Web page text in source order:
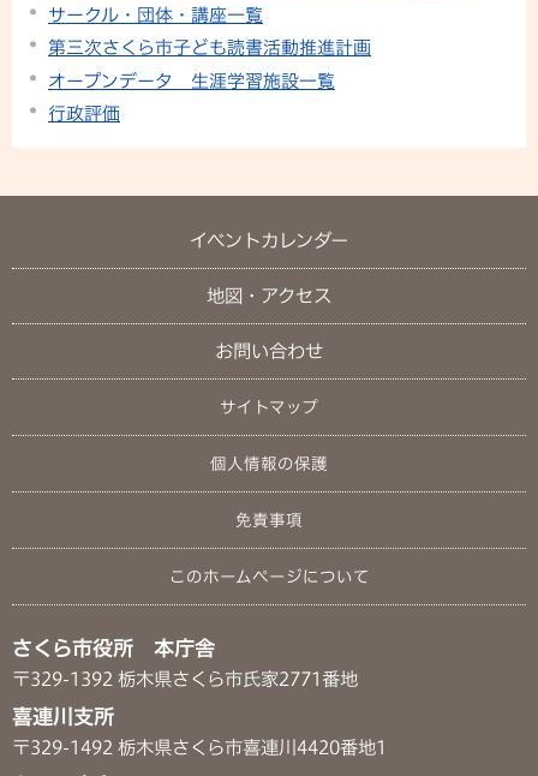
サークル・団体・講座一覧
第三次さくら市子ども読書活動推進計画
オープンデータ 生涯学習施設一覧
行政評価
イベントカレンダー
地図・アクセス
お問い合わせ
サイトマップ
個人情報の保護
免責事項
このホームページについて
さくら市役所 本庁舎
〒329-1392 栃木県さくら市氏家2771番地
喜連川支所
〒329-1492 栃木県さくら市喜連川4420番地1